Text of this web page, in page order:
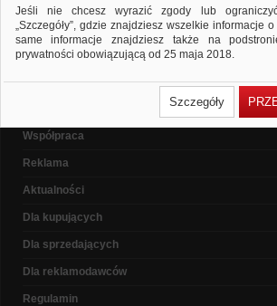
Popularne marki
O nas
Współpraca
Reklama
Aktualności
Dla kupujących
Dla sprzedających
Dla reklamodawców
Regulamin
Jeśli nie chcesz wyrazić zgody lub
„Szczegóły”, gdzie znajdziesz wszelkie informacje
same informacje znajdziesz także na
prywatności obowiązującą od 25 maja 2018.
wcześniejsza zgoda której udzieliliście podczas
Państwa zgoda jest dobrowolna i można ją w
Polityka prywatności (rozwiń)
Klauzula Informacyjna (rozwiń)
Lista Zaufanych Partnerów (rozwiń)
Szczegóły